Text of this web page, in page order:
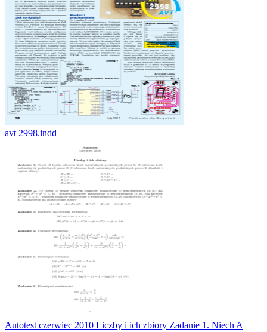
avt 2998.indd
Autotest czerwiec 2010 Liczby i ich zbiory Zadanie 1. Niech A